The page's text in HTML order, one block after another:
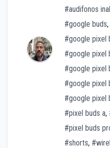
#audifonos
#google buds,
#google pixel
#google pixel
#google pixel
#google pixel
#google pixel
#pixel buds a,
#pixel buds
#shorts,